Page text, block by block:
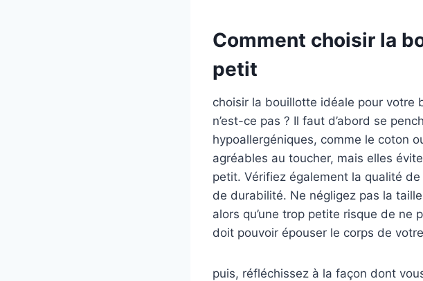
Comment choisir la
petit
choisir la bouillotte idéale pour votre
n’est-ce pas ? Il faut d’abord se
hypoallergéniques, comme le coton
agréables au toucher, mais elles
petit. Vérifiez également la qualité
de durabilité. Ne négligez pas la
alors qu’une trop petite risque de ne
doit pouvoir épouser le corps de
puis, réfléchissez à la façon dont